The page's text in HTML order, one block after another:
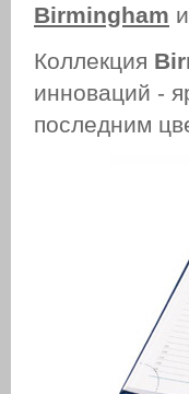
Birmingham и
Коллекция
инноваций -
последним